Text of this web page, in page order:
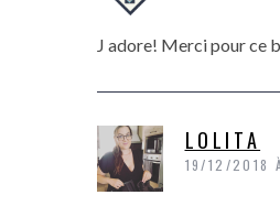
J adore! Merci pour ce
LOLITA
19/12/2018